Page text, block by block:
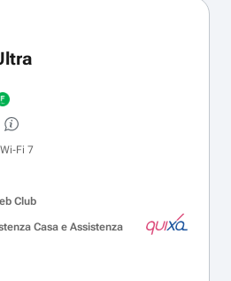
7
Club
Casa e Assistenza